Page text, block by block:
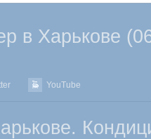
в Харькове
YouTube